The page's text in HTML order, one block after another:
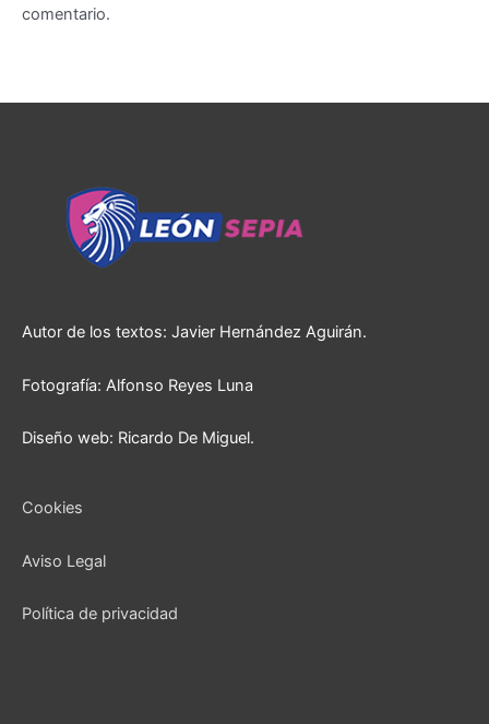
comentario.
Autor de los textos: Javier Hernández Aguirán.
Fotografía: Alfonso Reyes Luna
Diseño web: Ricardo De Miguel.
Cookies
Aviso Legal
Política de privacidad